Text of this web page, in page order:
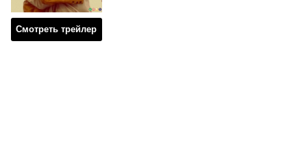
Смотреть трейлер